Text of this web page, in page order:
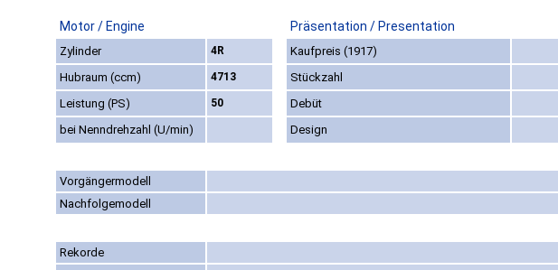
Motor / Engine Präsentation / Presentation
Zylinder 4R
Kaufpreis (1917)
Hubraum (ccm)
4713
Stückzahl
Leistung (PS)
50
Debüt
bei Nenndrehzahl (U/min)
Design
Vorgängermodell
Nachfolgemodell
Rekorde